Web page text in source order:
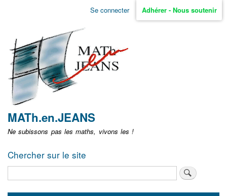
Aller
non
identifié
Se connecter Adhérer - Nous soutenir
MATh.en.JEANS
Ne subissons pas les maths, vivons les !
Chercher sur le site